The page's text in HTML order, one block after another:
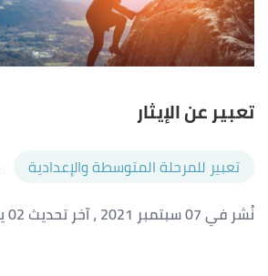
تعبير عن الإيثار
تعبير للمرحلة المتوسطة والإعدادية
نُشر في 07 سبتمبر 2021
، آخر تحديث 02 يناير 2023